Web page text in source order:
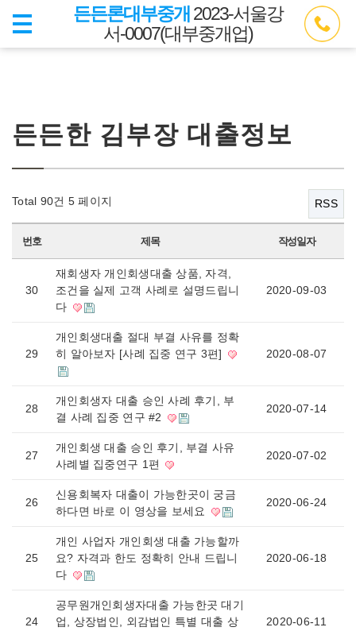
든든론대부중개 2023-서울강
서-0007(대부중개업)
든든한 김부장 대출정보
Total 90건 5 페이지 RSS
번호 제목 작성일자
30
재회생자 개인회생대출 상품, 자격,
조건을 실제 고객 사례로 설명드립니
다
2020-09-03
29
개인회생대출 절대 부결 사유를 정확
히 알아보자 [사례 집중 연구 3편]
2020-08-07
28
개인회생자 대출 승인 사례 후기, 부
결 사례 집중 연구 #2
2020-07-14
27
개인회생 대출 승인 후기, 부결 사유
사례별 집중연구 1편
2020-07-02
26
신용회복자 대출이 가능한곳이 궁금
하다면 바로 이 영상을 보세요
2020-06-24
25
개인 사업자 개인회생 대출 가능할까
요? 자격과 한도 정확히 안내 드립니
다
2020-06-18
24
공무원개인회생자대출 가능한곳 대기
업, 상장법인, 외감법인 특별 대출 상
2020-06-11